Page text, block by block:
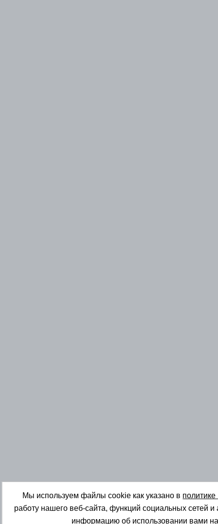
Мы используем файлы cookie как указано в
работу нашего веб-сайта, функций социальных сетей
информацию об использовании вами